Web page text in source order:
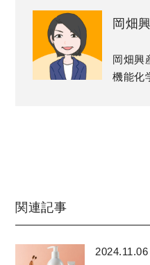
岡畑
岡畑興
機能化
関連記事
2024.11.06